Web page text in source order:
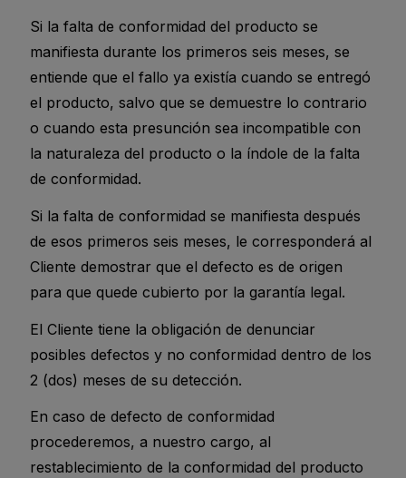
Si la falta de conformidad del producto se
manifiesta durante los primeros seis meses, se
entiende que el fallo ya existía cuando se entregó
el producto, salvo que se demuestre lo contrario
o cuando esta presunción sea incompatible con
la naturaleza del producto o la índole de la falta
de conformidad.
Si la falta de conformidad se manifiesta después
de esos primeros seis meses, le corresponderá al
Cliente demostrar que el defecto es de origen
para que quede cubierto por la garantía legal.
El Cliente tiene la obligación de denunciar
posibles defectos y no conformidad dentro de los
2 (dos) meses de su detección.
En caso de defecto de conformidad
procederemos, a nuestro cargo, al
restablecimiento de la conformidad del producto